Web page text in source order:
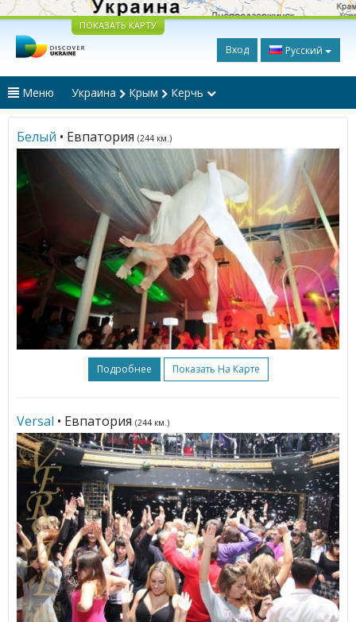
ПОКАЗАТЬ КАРТУ
Вход Русский
Меню Украина Крым Керчь
Белый • Евпатория (244 км.)
Подробнее Показать На Карте
Versal • Евпатория (244 км.)